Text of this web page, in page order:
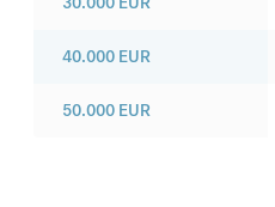
40.000 EUR
50.000 EUR